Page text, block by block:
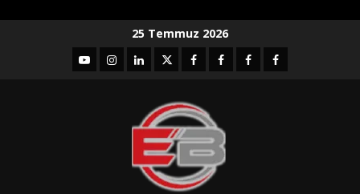
25 Temmuz 2026
YouTubeInstagram
LinkedIntwitterfacebook-Facebook-
Facebook-Facebook-